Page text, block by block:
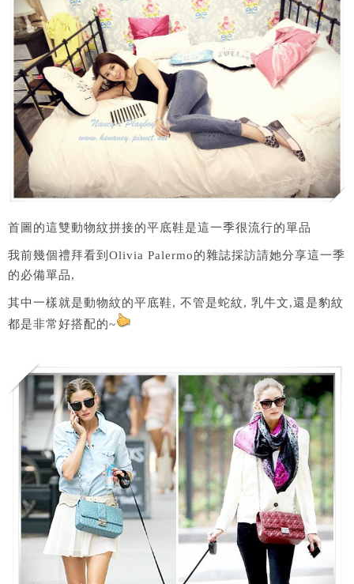
首圖的這雙動物紋拼接的平底鞋是這一季很流行的單品
我前幾個禮拜看到Olivia Palermo的雜誌採訪請她分享這一季
的必備單品,
其中一樣就是動物紋的平底鞋, 不管是蛇紋, 乳牛文,還是豹紋
都是非常好搭配的~